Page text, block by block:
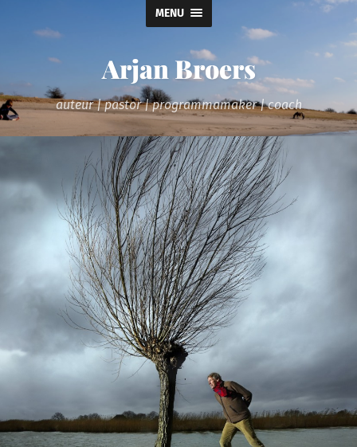
MENU
Arjan Broers
auteur | pastor | programmamaker | coach